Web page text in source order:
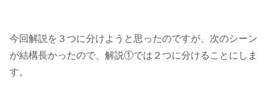
今回解説を３つに分けようと思ったのですが、次のシーン
が結構長かったので、解説①では２つに分けることにしま
す。